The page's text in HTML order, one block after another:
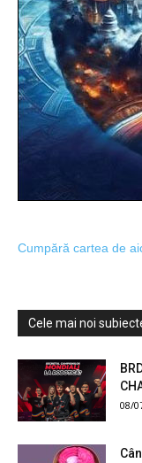
Cumpără cartea de
Cele mai noi
08/